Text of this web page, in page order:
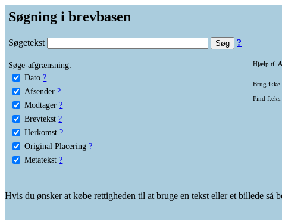
Søgning i brevbasen
Søgetekst ?
Søge-afgrænsning:
Dato ?
Afsender ?
Modtager ?
Brevtekst ?
Herkomst ?
Original Placering ?
Metatekst ?
Hjælp til
Brug ikke
Find
Hvis du ønsker at købe rettigheden til at bruge en tekst eller et billede så